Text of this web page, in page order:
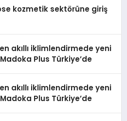
kozmetik sektörüne giriş
akıllı iklimlendirmede yeni
Plus Türkiye’de
akıllı iklimlendirmede yeni
Plus Türkiye’de